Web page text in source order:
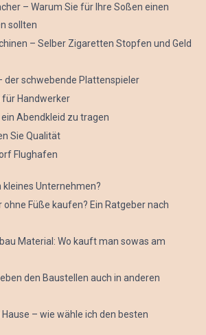
– Warum Sie für Ihre Soßen einen
sollten
– Selber Zigaretten Stopfen und Geld
der schwebende Plattenspieler
Handwerker
Abendkleid zu tragen
Sie Qualität
Flughafen
Unternehmen?
Füße kaufen? Ein Ratgeber nach
Material: Wo kauft man sowas am
den Baustellen auch in anderen
– wie wähle ich den besten